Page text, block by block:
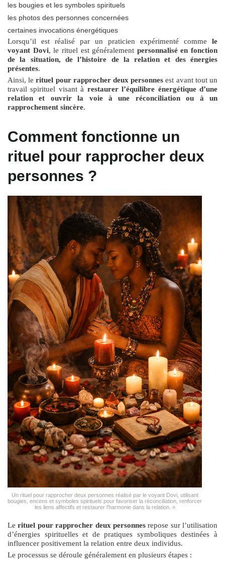
les bougies et les symboles spirituels
les photos des personnes concernées
certaines invocations énergétiques
Lorsqu’il est réalisé par un praticien expérimenté comme le
voyant Dovi, le rituel est généralement personnalisé en fonction
de la situation, de l’histoire de la relation et des énergies
présentes.
Ainsi, lerituel pour rapprocher deux personnes est avant tout un
travail spirituel visant à restaurer l’équilibre énergétique d’une
relation et ouvrir la voie à une réconciliation ou à un
rapprochement sincère.
Comment fonctionne un
rituel pour rapprocher deux
personnes ?
Un rituel pour rapprocher deux personnes réalisé par le voyant Dovi, utilisant
bougies, encens et symboles spirituels pour favoriser la réconciliation, renforcer
les liens affectifs et restaurer l’harmonie dans la relation. »
Lerituel pour rapprocher deux personnesrepose sur l’utilisation
d’énergies spirituelles et de pratiques symboliques destinées à
influencer positivement la relation entre deux individus.
Le processus se déroule généralement en plusieurs étapes :